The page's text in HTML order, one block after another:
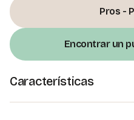
Pros -
Encontrar un
Características